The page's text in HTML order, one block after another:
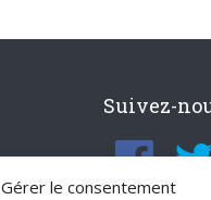
Gérer le consentement
Suivez-